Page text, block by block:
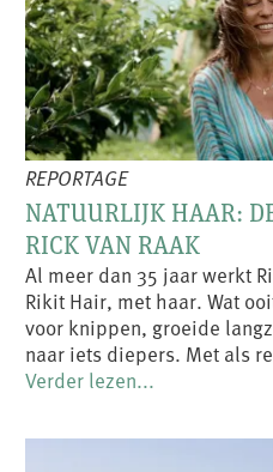
REPORTAGE
NATUURLIJK HAAR:
RICK VAN RAAK
Al meer dan 35 jaar werkt
Rikit Hair, met haar. Wat
voor knippen, groeide
naar iets diepers. Met als
Verder lezen...